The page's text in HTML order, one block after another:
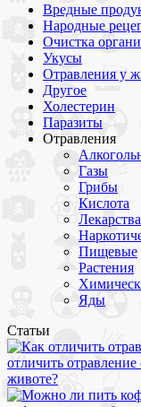
Вредные
Народные
Очистка
Укусы
Отравления у
Другое
Холестерин
Паразиты
Отравления
Газы
Грибы
Кислота
Лекарства
Пищевые
Растения
Яды
Статьи
отличить
животе?